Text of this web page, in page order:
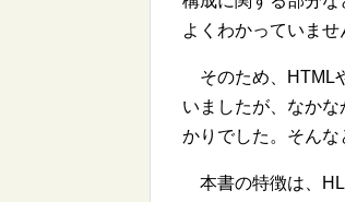
よくわかっていませ
そのため、HTML
いましたが、なか
かりでした。そんな
本書の特徴は、